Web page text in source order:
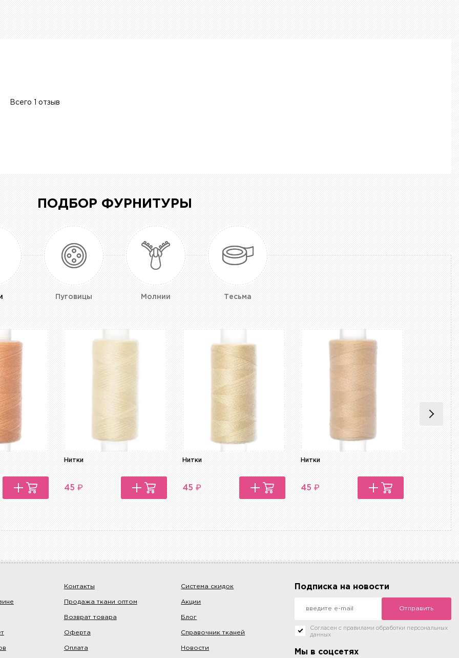
Всего 1 отзыв
ПОДБОР ФУРНИТУРЫ
Пуговицы Молнии Тесьма
Нитки
45 ₽
Нитки
45 ₽
Нитки
45 ₽
Контакты
Продажа ткани оптом
Возврат товара
Оферта
Оплата
Система скидок
Акции
Блог
Справочник тканей
Новости
Подписка на новости
Отправить
Согласен с правилами обработки персональных
данных
Мы в соцсетях